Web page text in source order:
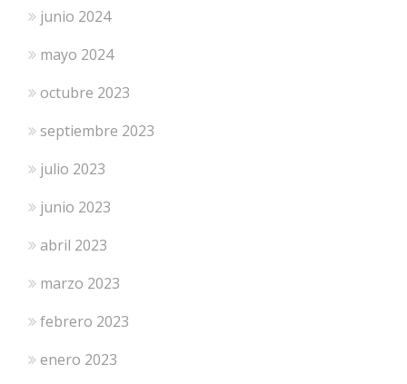
junio 2024
mayo 2024
octubre 2023
septiembre 2023
julio 2023
junio 2023
abril 2023
marzo 2023
febrero 2023
enero 2023